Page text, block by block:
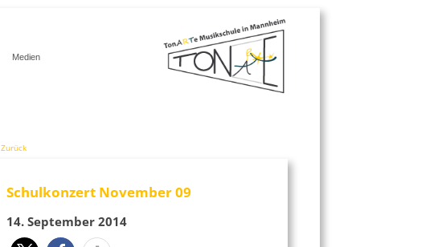
Medien
Zurück
Schulkonzert November 09
14. September 2014